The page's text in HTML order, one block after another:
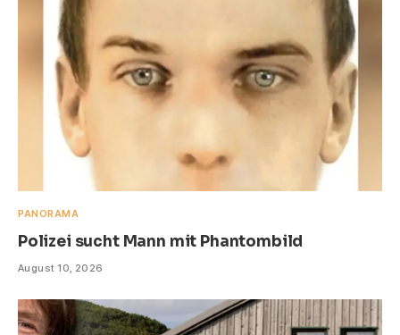
PANORAMA
Polizei sucht Mann mit Phantombild
August 10, 2026